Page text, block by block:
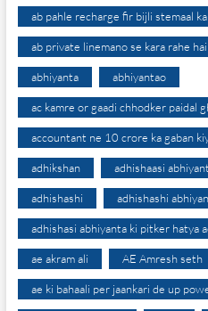
ab pahle recharge fir bijli stemaal
ab private linemano se kara rahe
abhiyanta abhiyantao
ac kamre or gaadi chhodker paidal
accountant ne 10 crore ka gaban
adhikshan adhishaasi
adhishashi adhishashi
adhishasi abhiyanta ki pitker hatya
ae akram ali AE Amresh seth
ae ki bahaali per jaankari de up